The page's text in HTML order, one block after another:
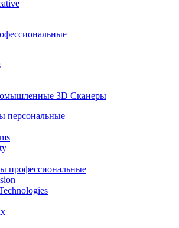
3D Сканеры
персональные
профессиональные